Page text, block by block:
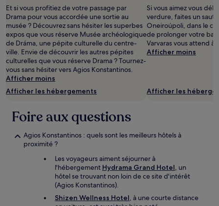
pour
2 adultes.
Les
prix
et
la
disponibilité
sont
susceptibles
de
conditions
peuvent
s’appliquer.
Et si vous profitiez de votre passage par
Drama pour vous accordée une sortie au
musée ? Découvrez sans hésiter les superbes
expos que vous réserve Musée archéologique
de Dráma, une pépite culturelle du centre-
ville. Envie de découvrir les autres pépites
culturelles que vous réserve Drama ? Tournez-
vous sans hésiter vers Agios Konstantinos.
Afficher moins
Afficher les hébergements
Si vous aimez vous
verdure, faites un saut
Oneiroúpoli, dans le
de prolonger votre
Varvaras vous attend à
Afficher moins
Afficher les
Foire aux questions
Agios Konstantinos : quels sont les meilleurs hôtels à
proximité ?
Les voyageurs aiment séjourner à
l'hébergement Hydrama Grand Hotel, un
hôtel se trouvant non loin de ce site d'intérêt
(Agios Konstantinos).
Shizen Wellness Hotel, à une courte distance